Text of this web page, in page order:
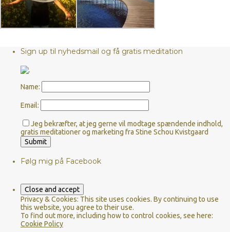
Sign up til nyhedsmail og få gratis meditation
Name:
Email:
Jeg bekræfter, at jeg gerne vil modtage spændende indhold,
gratis meditationer og marketing fra Stine Schou Kvistgaard
Følg mig på Facebook
Privacy & Cookies: This site uses cookies. By continuing to use
this website, you agree to their use.
To find out more, including how to control cookies, see here:
Cookie Policy